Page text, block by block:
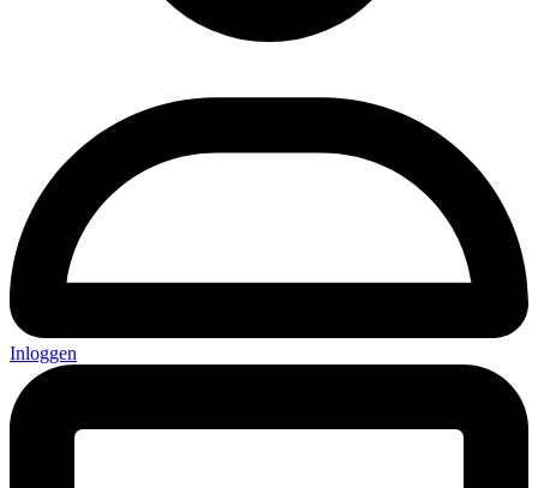
Inloggen